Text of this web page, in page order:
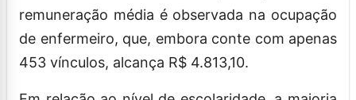
remuneração média é observada na ocupação
de enfermeiro, que, embora conte com apenas
453 vínculos, alcança R$ 4.813,10.